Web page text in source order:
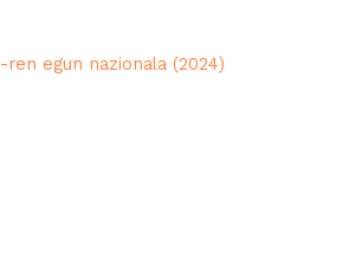
ren egun nazionala (2024)